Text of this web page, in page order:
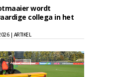
wordt
collega in het
| ARTIKEL